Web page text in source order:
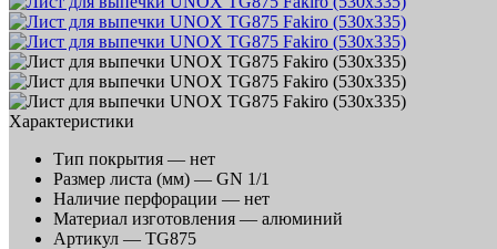
Характеристики
Тип покрытия — нет
Размер листа (мм) — GN 1/1
Наличие перфорации — нет
Материал изготовления — алюминий
Артикул — TG875